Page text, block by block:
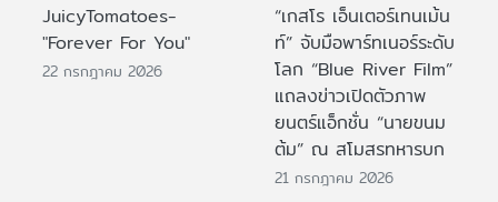
JuicyTomatoes-
"Forever For You"
22 กรกฎาคม 2026
“เกสโร เอ็นเตอร์เทนเม้น
ท์” จับมือพาร์ทเนอร์ระดับ
โลก “Blue River Film”
แถลงข่าวเปิดตัวภาพ
ยนตร์แอ็กชั่น “นายขนม
ต้ม” ณ สโมสรทหารบก
21 กรกฎาคม 2026